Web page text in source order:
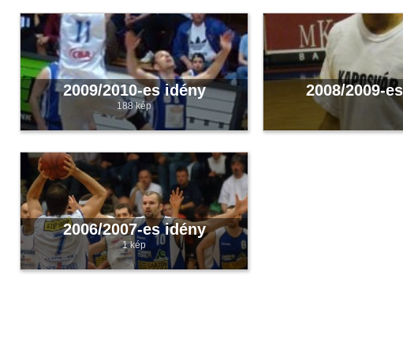
2009/2010-es idény
188 kép
2008/2009-
2006/2007-es idény
1 kép